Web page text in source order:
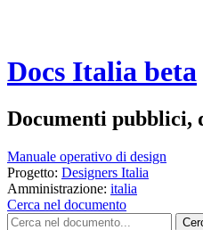
Docs Italia beta
Documenti pubblici,
Manuale operativo di design
Progetto: Designers Italia
Amministrazione: italia
Cerca nel documento